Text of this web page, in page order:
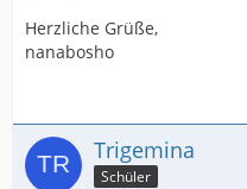
Herzliche Grüße,
nanabosho
Trigemina
Schüler